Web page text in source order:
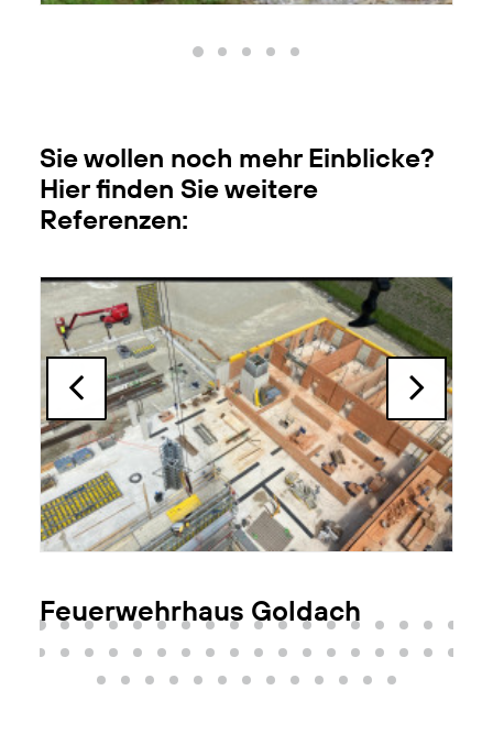
Sie wollen noch mehr Einblicke?
Hier finden Sie weitere
Referenzen:
Feuerwehrhaus Goldach